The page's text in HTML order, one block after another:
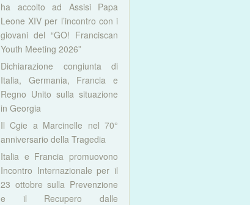
ha accolto ad Assisi Papa
Leone XIV per l’incontro con i
giovani del “GO! Franciscan
Youth Meeting 2026”
Dichiarazione congiunta di
Italia, Germania, Francia e
Regno Unito sulla situazione
in Georgia
Il Cgie a Marcinelle nel 70°
anniversario della Tragedia
Italia e Francia promuovono
Incontro Internazionale per il
23 ottobre sulla Prevenzione
e il Recupero dalle